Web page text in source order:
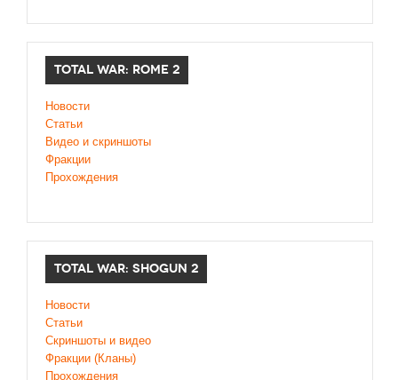
TOTAL WAR: ROME 2
Новости
Статьи
Видео и скриншоты
Фракции
Прохождения
TOTAL WAR: SHOGUN 2
Новости
Статьи
Cкриншоты и видео
Фракции (Кланы)
Прохождения